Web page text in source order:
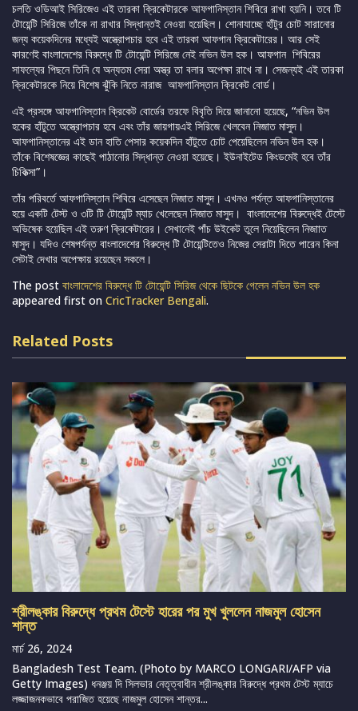
চলতি ওডিআই সিরিজেও এই তারকা ক্রিকেটারকে আফগানিস্তান শিবিরে রাখা হয়নি। তবে টি
টোয়েন্টি সিরিজে তাঁকে না রাখার সিদ্ধান্তই নেওয়া হয়েছিল। শোনাযাচ্ছে হাঁটুর চোট সারানোর
জন্য কয়েকদিনের মধ্যেই অস্ত্রোপচার হবে এই তারকা আফগান ক্রিকেটারের। আর সেই
কারণেই বাংলাদেশের বিরুদ্ধে টি টোয়েন্টি সিরিজে নেই নভিন উল হক। আফগান শিবিরের
সাফল্যের পিছনে তিনি যে অন্যতম সেরা অস্ত্র তা বলার অপেক্ষা রাখে না। সেজন্যই এই তারকা
ক্রিকেটারকে নিয়ে বিশেষ ঝুঁকি নিতে নারাজ আফগানিস্তান ক্রিকেট বোর্ড।
এই প্রসঙ্গে আফগানিস্তান ক্রিকেট বোর্ডের তরফে বিবৃতি দিয়ে জানানো হয়েছে, “নভিন উল
হকের হাঁটুতে অস্ত্রোপচার হবে এবং তাঁর জায়গায়এই সিরিজে খেলবেন নিজাত মাসুদ।
আফগানিস্তানের এই ডান হাতি পেসার কয়েকদিন হাঁটুতে চোট পেয়েছিলেন নভিন উল হক।
তাঁকে বিশেষজ্ঞের কাছেই পাঠানোর সিদ্ধান্ত নেওয়া হয়েছে। ইউনাইটেড কিংডমেই হবে তাঁর
চিকিত্সা”।
তাঁর পরিবর্তে আফগানিস্তান শিবিরে এসেছেন নিজাত মাসুদ। এখনও পর্যন্ত আফগানিস্তানের
হয়ে একটি টেস্ট ও ৩টি টি টোয়েন্টি ম্যাচ খেলেছেন নিজাত মাসুদ। বাংলাদেশের বিরুদ্ধেই টেস্টে
অভিষেক হয়েছিল এই তরুণ ক্রিকেটারের। সেখানেই পাঁচ উইকেট তুলে নিয়েছিলেন নিজাাত
মাসুদ। যদিও শেষপর্যন্ত বাংলাদেশের বিরুদ্ধে টি টোয়েন্টিতেও নিজের সেরাটা দিতে পারেন কিনা
সেটাই দেখার অপেক্ষায় রয়েছেন সকলে।
The post বাংলাদেশের বিরুদ্ধে টি টোয়েন্টি সিরিজ থেকে ছিটকে গেলেন নভিন উল হক
appeared first on CricTracker Bengali.
Related Posts
শ্রীলঙ্কার বিরুদ্ধে প্রথম টেস্টে হারের পর মুখ খুললেন নাজমুল হোসেন
শান্ত
মার্চ 26, 2024
Bangladesh Test Team. (Photo by MARCO LONGARI/AFP via
Getty Images) ধনঞ্জয় দি সিলভার নেতৃত্বাধীন শ্রীলঙ্কার বিরুদ্ধে প্রথম টেস্ট ম্যাচে
লজ্জাজনকভাবে পরাজিত হয়েছে নাজমুল হোসেন শান্তর...